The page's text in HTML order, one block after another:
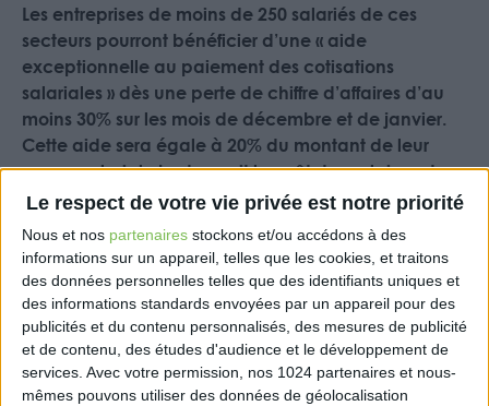
Le respect de votre vie privée est notre priorité
Nous et nos partenaires stockons et/ou accédons à des
informations sur un appareil, telles que les cookies, et traitons
des données personnelles telles que des identifiants uniques et
des informations standards envoyées par un appareil pour des
publicités et du contenu personnalisés, des mesures de publicité
et de contenu, des études d'audience et le développement de
services. Avec votre permission, nos 1024 partenaires et nous-
mêmes pouvons utiliser des données de géolocalisation
Les entreprises de moins de 250 salariés de ces
secteurs pourront bénéficier d’une « aide
exceptionnelle au paiement des cotisations
salariales » dès une perte de chiffre d’affaires d’au
moins 30% sur les mois de décembre et de janvier.
Cette aide sera égale à 20% du montant de leur
masse salariale brute – soit le coût des salaires et
des charges –, a déclaré Jean Castex. Quant aux
entreprises de moins de 250 salariés des mêmes
secteurs qui perdront plus de 65% de leur chiffre
d’affaires, elles recevront, pour décembre et janvier,
cette même aide au paiement des cotisations
salariales de 20%, mais elles « seront également
exonérées de charges patronales », a complété
Jean Castex.